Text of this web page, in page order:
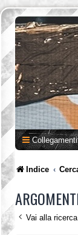
Indice
Vai alla